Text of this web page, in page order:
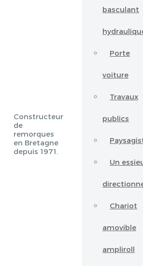
Constructeur
de
remorques
en Bretagne
depuis 1971.
basculant
Porte
voiture
Travaux
publics
Un
Chariot
amovible
ampliroll